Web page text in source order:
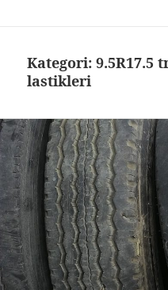
Kategori:9.5R17.5
lastikleri